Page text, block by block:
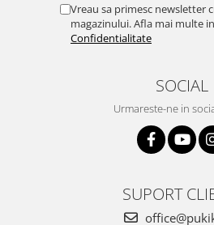
Vreau sa primesc newsletter
magazinului. Afla mai multe in
Confidentialitate
SOCIAL
Urmareste-ne in
SUPORT